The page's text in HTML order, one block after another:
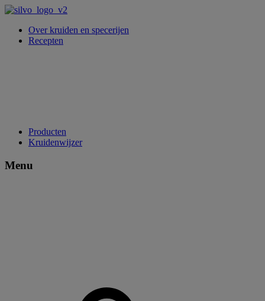
Over kruiden en specerijen
Recepten
Producten
Kruidenwijzer
Menu